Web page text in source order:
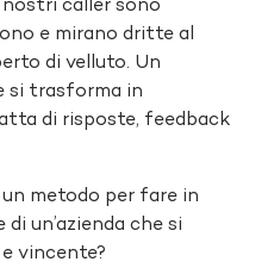
caller sono
e mirano dritte al
di velluto. Un
si trasforma in
di risposte, feedback
metodo per fare in
un’azienda che si
vincente?